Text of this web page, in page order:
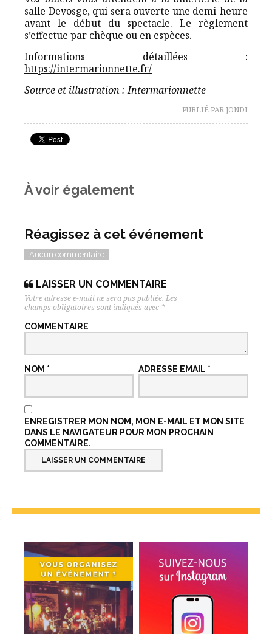
salle Devosge, qui sera ouverte une demi-heure
avant le début du spectacle. Le règlement
s’effectue par chèque ou en espèces.
Informations détaillées :
https://intermarionnette.fr/
Source et illustration : Intermarionnette
PUBLIÉ PAR JONDI
À voir également
Réagissez à cet événement
Aucun commentaire
LAISSER UN COMMENTAIRE
Votre adresse e-mail ne sera pas publiée. Les
champs obligatoires sont indiqués avec *
COMMENTAIRE
NOM * ADRESSE EMAIL *
ENREGISTRER MON NOM, MON E-MAIL ET MON SITE
DANS LE NAVIGATEUR POUR MON PROCHAIN
COMMENTAIRE.